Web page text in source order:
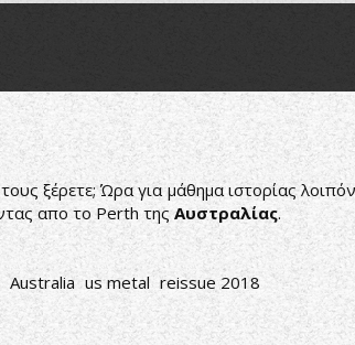
ξέρετε; Ώρα για μάθημα ιστορίας
απο το Perth τηςΑυστραλίας.
Australia us metal reissue 2018